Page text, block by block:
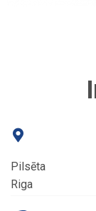
Pilsēta
Riga